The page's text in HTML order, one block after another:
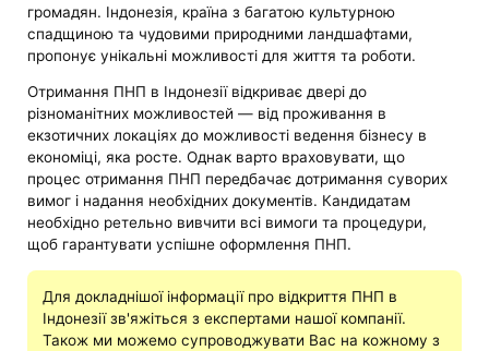
громадян. Індонезія, країна з багатою культурною
спадщиною та чудовими природними ландшафтами,
пропонує унікальні можливості для життя та роботи.
Отримання ПНП в Індонезії відкриває двері до
різноманітних можливостей — від проживання в
екзотичних локаціях до можливості ведення бізнесу в
економіці, яка росте. Однак варто враховувати, що
процес отримання ПНП передбачає дотримання суворих
вимог і надання необхідних документів. Кандидатам
необхідно ретельно вивчити всі вимоги та процедури,
щоб гарантувати успішне оформлення ПНП.
Для докладнішої інформації про відкриття ПНП в
Індонезії зв'яжіться з експертами нашої компанії.
Також ми можемо супроводжувати Вас на кожному з